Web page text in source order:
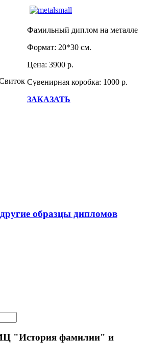
Фамильный диплом на металле
Формат: 20*30 см.
Цена: 3900 р.
Сувенирная коробка: 1000 р.
ЗАКАЗАТЬ
образцы дипломов
"История фамилии" и